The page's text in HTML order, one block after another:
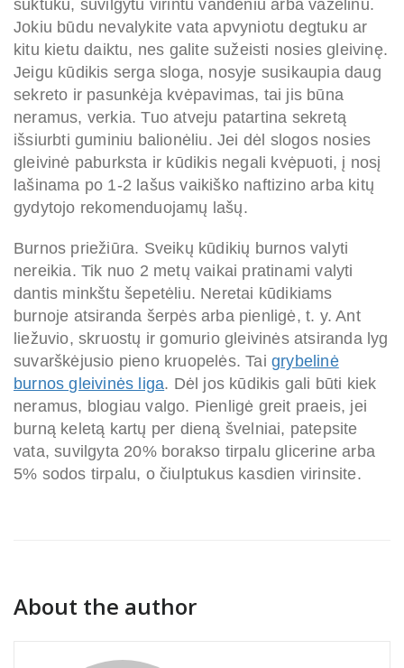
suktuku, suvilgytu virintu vandeniu arba vazelinu.
Jokiu būdu nevalykite vata apvyniotu degtuku ar
kitu kietu daiktu, nes galite sužeisti nosies gleivinę.
Jeigu kūdikis serga sloga, nosyje susikaupia daug
sekreto ir pasunkėja kvėpavimas, tai jis būna
neramus, verkia. Tuo atveju patartina sekretą
išsiurbti guminiu balionėliu. Jei dėl slogos nosies
gleivinė paburksta ir kūdikis negali kvėpuoti, į nosį
lašinama po 1-2 lašus vaikiško naftizino arba kitų
gydytojo rekomenduojamų lašų.
Burnos priežiūra. Sveikų kūdikių burnos valyti
nereikia. Tik nuo 2 metų vaikai pratinami valyti
dantis minkštu šepetėliu. Neretai kūdikiams
burnoje atsiranda šerpės arba pienligė, t. y. Ant
liežuvio, skruostų ir gomurio gleivinės atsiranda lyg
suvarškėjusio pieno kruopelės. Tai grybelinė
burnos gleivinės liga. Dėl jos kūdikis gali būti kiek
neramus, blogiau valgo. Pienligė greit praeis, jei
burną keletą kartų per dieną švelniai, patepsite
vata, suvilgyta 20% borakso tirpalu glicerine arba
5% sodos tirpalu, o čiulptukus kasdien virinsite.
About the author